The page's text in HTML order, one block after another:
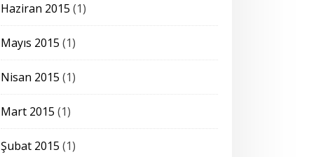
Haziran 2015 (1)
Mayıs 2015 (1)
Nisan 2015 (1)
Mart 2015 (1)
Şubat 2015 (1)